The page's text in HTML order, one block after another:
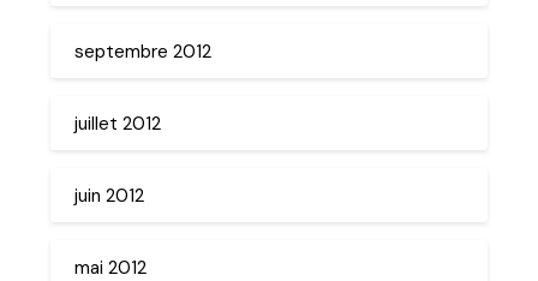
septembre 2012
juillet 2012
juin 2012
mai 2012